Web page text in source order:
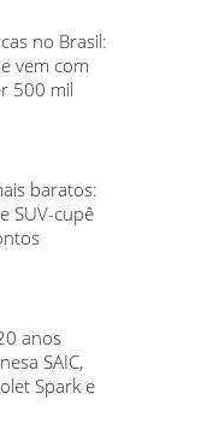
no Brasil:
vem com
500 mil
baratos:
SUV-cupê
anos
SAIC,
Spark e